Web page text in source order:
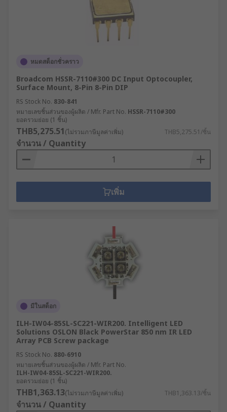
หมดสต็อกชั่วคราว
Broadcom HSSR-7110#300 DC Input Optocoupler,
Surface Mount, 8-Pin 8-Pin DIP
RS Stock No. 830-841
หมายเลขชิ้นส่วนของผู้ผลิต / Mfr. Part No. HSSR-7110#300
ยอดรวมย่อย (1 ชิ้น)
THB5,275.51(ไม่รวมภาษีมูลค่าเพิ่ม) THB5,275.51/ชิ้น
จำนวน / Quantity
เพิ่ม
มีในสต็อก
ILH-IW04-85SL-SC221-WIR200. Intelligent LED
Solutions OSLON Black PowerStar 850 nm IR LED
Array PCB Screw package
RS Stock No. 880-6910
หมายเลขชิ้นส่วนของผู้ผลิต / Mfr. Part No.
ILH-IW04-85SL-SC221-WIR200.
ยอดรวมย่อย (1 ชิ้น)
THB1,363.13(ไม่รวมภาษีมูลค่าเพิ่ม) THB1,363.13/ชิ้น
จำนวน / Quantity